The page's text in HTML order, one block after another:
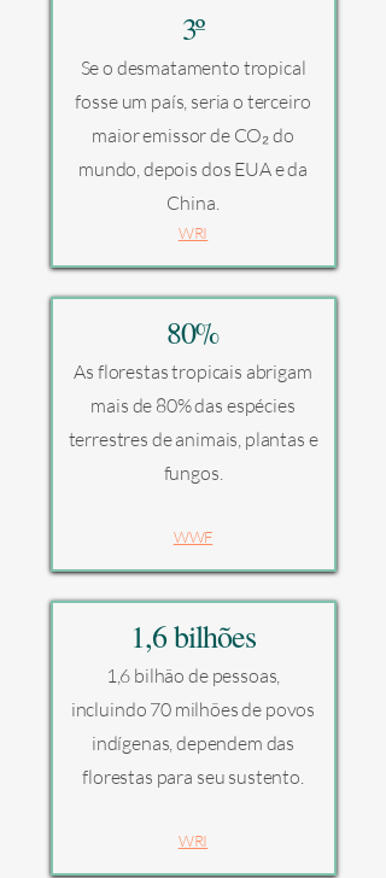
3º
Se o desmatamento tropical
fosse um país, seria o terceiro
maior emissor de CO₂ do
mundo, depois dos EUA e da
China.
WRI
80%
As florestas tropicais abrigam
mais de 80% das espécies
terrestres de animais, plantas e
fungos.
WWF
1,6 bilhões
1,6 bilhão de pessoas,
incluindo 70 milhões de povos
indígenas, dependem das
florestas para seu sustento.
WRI